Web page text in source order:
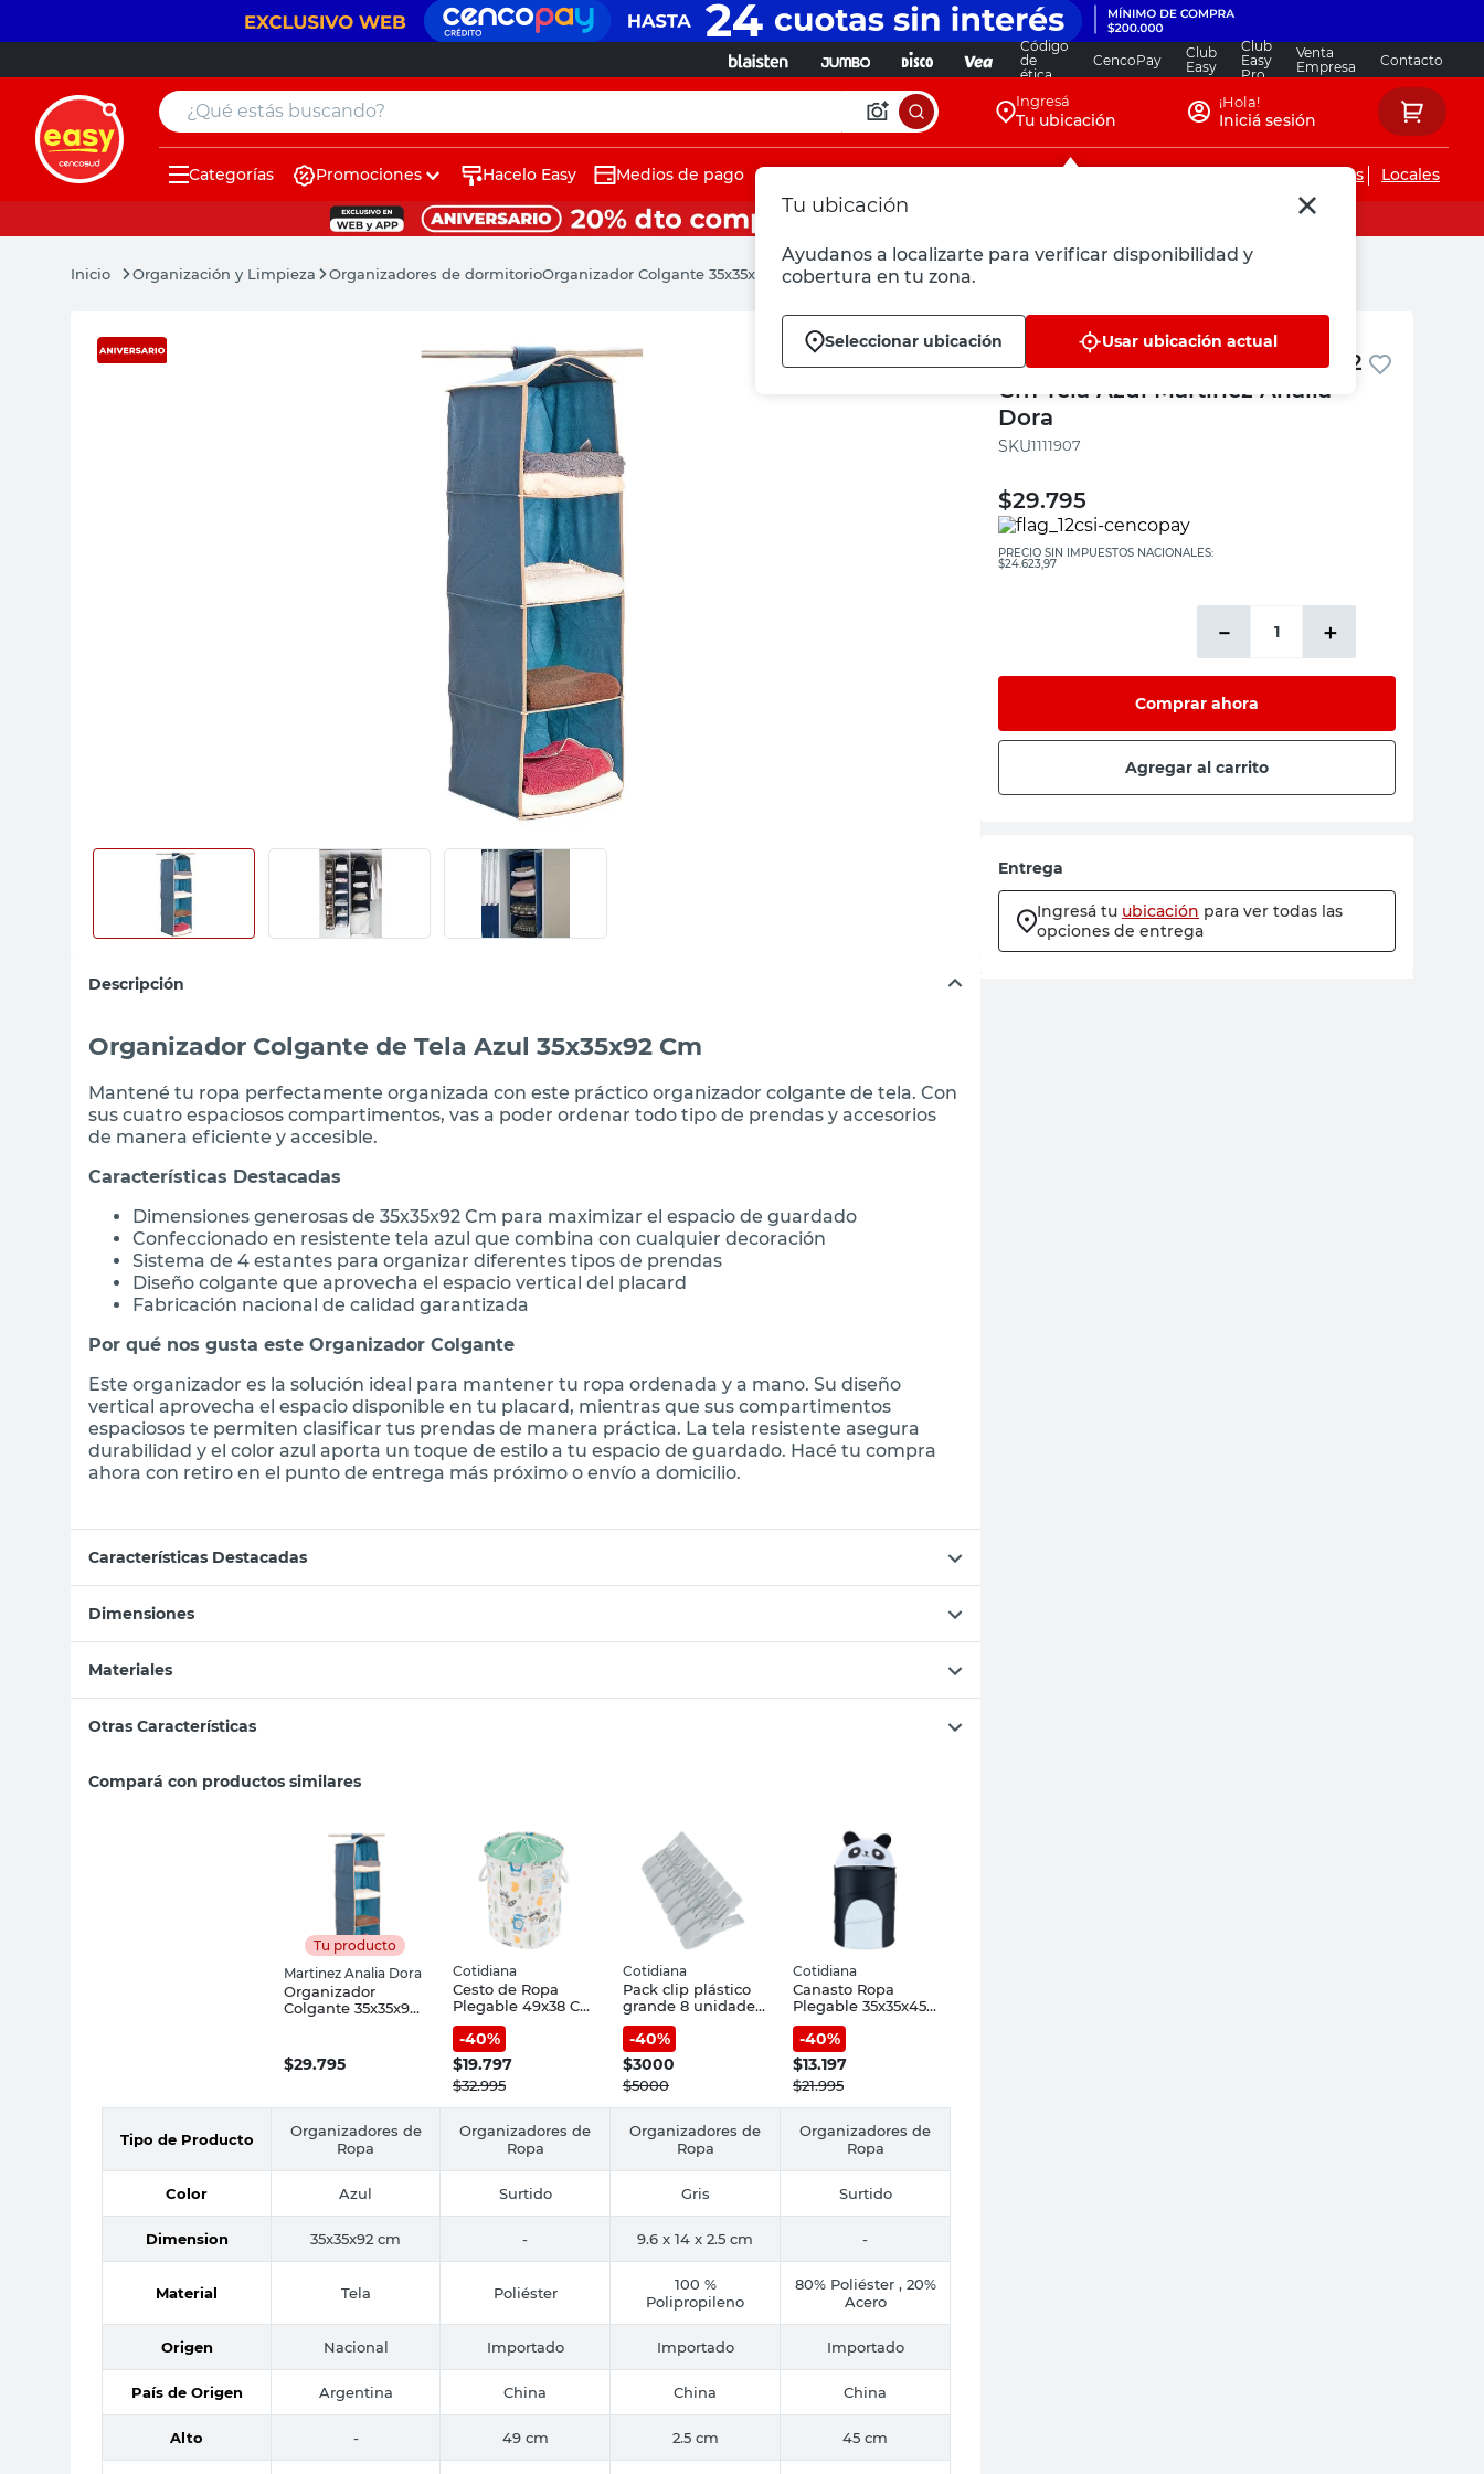
Código
de
ética
CencoPay
Club
Easy
Club
Easy
Pro
Venta
Empresa
Contacto
¿Qué estás buscando? Ingresá
Tu ubicación
Tu ubicación
Ayudanos a localizarte para verificar disponibilidad y
cobertura en tu zona.
Seleccionar ubicación Usar ubicación actual
¡Hola!
Iniciá sesión
Categorías Promociones Hacelo Easy Medios de pago Servicios de instalaciones Locales
Organización y Limpieza Organizadores de dormitorioOrganizador Colgante 35x35x92 Cm Tela Azul Martinez Analia Dora
Descripción
Organizador Colgante de Tela Azul 35x35x92 Cm
Mantené tu ropa perfectamente organizada con este práctico organizador colgante de tela. Con
sus cuatro espaciosos compartimentos, vas a poder ordenar todo tipo de prendas y accesorios
de manera eficiente y accesible.
Características Destacadas
Dimensiones generosas de 35x35x92 Cm para maximizar el espacio de guardado
Confeccionado en resistente tela azul que combina con cualquier decoración
Sistema de 4 estantes para organizar diferentes tipos de prendas
Diseño colgante que aprovecha el espacio vertical del placard
Fabricación nacional de calidad garantizada
Por qué nos gusta este Organizador Colgante
Este organizador es la solución ideal para mantener tu ropa ordenada y a mano. Su diseño
vertical aprovecha el espacio disponible en tu placard, mientras que sus compartimentos
espaciosos te permiten clasificar tus prendas de manera práctica. La tela resistente asegura
durabilidad y el color azul aporta un toque de estilo a tu espacio de guardado. Hacé tu compra
ahora con retiro en el punto de entrega más próximo o envío a domicilio.
Características Destacadas
Dimensiones
Materiales
Otras Características
Compará con productos similares
Tu producto
Martinez Analia Dora
Organizador
Colgante 35x35x92
Dora
$29.795
Cotidiana
Cesto de Ropa
Plegable 49x38 Cm
Poliéster Estampa
Bosque Cotidiana
-40%
$19.797
$32.995
Cotidiana
Pack clip plástico
grande 8 unidades
Cotidiana
-40%
$3000
$5000
Cotidiana
Canasto Ropa
Plegable 35x35x45
Cm Poliéster
Negro/Blanco
Panda Cotidiana
-40%
$13.197
$21.995
Tipo de Producto
Organizadores de
Ropa
Organizadores de
Ropa
Organizadores de
Ropa
Organizadores de
Ropa
Color Azul Surtido Gris Surtido
Dimension 35x35x92 cm - 9.6 x 14 x 2.5 cm -
Material Tela Poliéster
100 %
Polipropileno
80% Poliéster , 20%
Acero
Origen Nacional Importado Importado Importado
País de Origen Argentina China China China
Alto - 49 cm 2.5 cm 45 cm
Martinez Analia Dora
Organizador Colgante 35x35x92
Cm Tela Azul Martinez Analia
Dora
:1111907
$29.795
PRECIO SIN IMPUESTOS NACIONALES:
$24.623,97
＋
－
Comprar ahora
Agregar al carrito
Entrega
Ingresá tu ubicación para ver todas las
opciones de entrega
muebles